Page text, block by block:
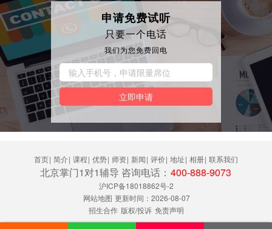
申请免费试听
只要一个电话
我们为您免费回电
立即申请
首页| 简介| 课程| 优势| 师资| 新闻| 评价| 地址| 相册| 联系我们
北京掌门1对1辅导 咨询电话： 400-888-9073
沪ICP备18018862号-2
网站地图 更新时间：2026-08-07
招生合作 版权/投诉 免责声明